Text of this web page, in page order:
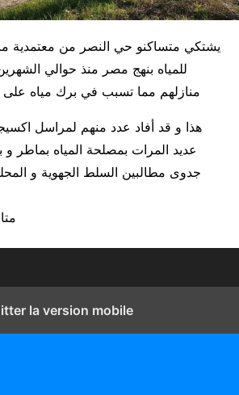
يشتكي متساكنو حي النصر من
للمياه بنهج مصر منذ حوالي
منازلهم مما تسبب في برك مياه
هذا و قد أفاد عدد منهم لمراسل
عديد المرات بمصلحة المياه بماطر
جدوى مطالبين السلط الجهوية و
la version mobile